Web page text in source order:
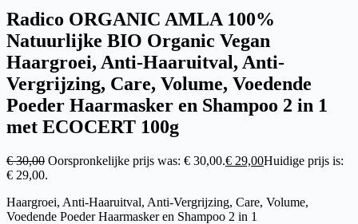
Radico ORGANIC AMLA 100%
Natuurlijke BIO Organic Vegan
Haargroei, Anti-Haaruitval, Anti-
Vergrijzing, Care, Volume, Voedende
Poeder Haarmasker en Shampoo 2 in 1
met ECOCERT 100g
€30,00 Oorspronkelijke prijs was: € 30,00.€ 29,00Huidige prijs is:
€ 29,00.
Haargroei, Anti-Haaruitval, Anti-Vergrijzing, Care, Volume,
Voedende Poeder Haarmasker en Shampoo 2 in 1